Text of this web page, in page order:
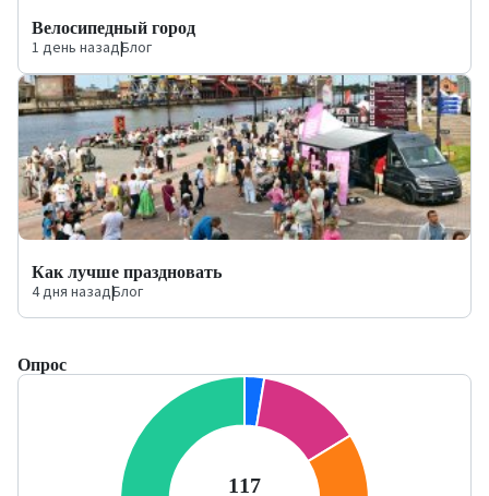
Велосипедный город
1 день назад|Блог
Как лучше праздновать
4 дня назад|Блог
Опрос